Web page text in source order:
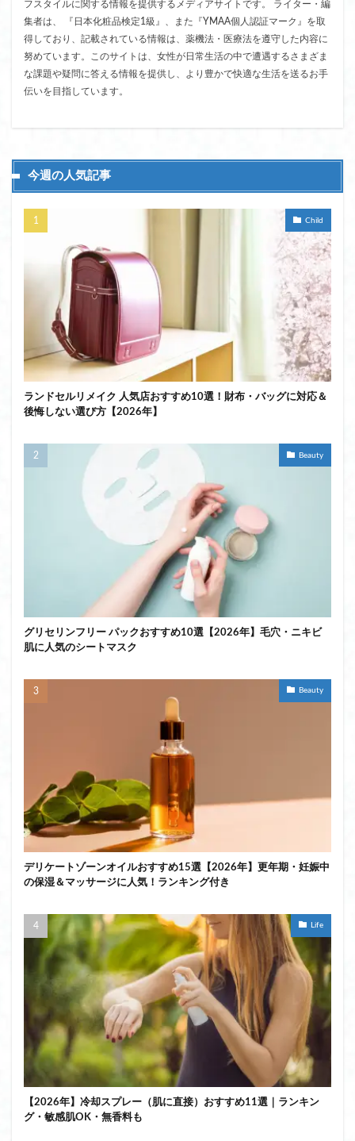
フスタイルに関する情報を提供するメディアサイトです。 ライター・編
集者は、 『日本化粧品検定1級』、また『YMAA個人認証マーク』を取
得しており、記載されている情報は、薬機法・医療法を遵守した内容に
努めています。このサイトは、女性が日常生活の中で遭遇するさまざま
な課題や疑問に答える情報を提供し、より豊かで快適な生活を送るお手
伝いを目指しています。
今週の人気記事
Child
ランドセルリメイク 人気店おすすめ10選！財布・バッグに対応＆
後悔しない選び方【2026年】
Beauty
グリセリンフリー パックおすすめ10選【2026年】毛穴・ニキビ
肌に人気のシートマスク
Beauty
デリケートゾーンオイルおすすめ15選【2026年】更年期・妊娠中
の保湿＆マッサージに人気！ランキング付き
Life
【2026年】冷却スプレー（肌に直接）おすすめ11選｜ランキン
グ・敏感肌OK・無香料も